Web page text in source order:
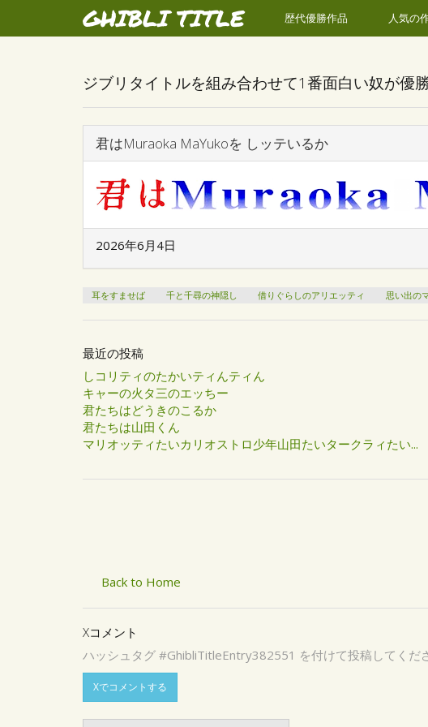
GHIBLI TITLE 歴代優勝作品 人気の
ジブリタイトルを組み合わせて1番面白い奴が優
君はMuraoka MaYukoを しッテいるか
2026年6月4日
耳をすませば 千と千尋の神隠し 借りぐらしのアリエッティ 思い出の
最近の投稿
しコリティのたかいティんティん
キャーの火タ三のエッちー
君たちはどうきのこるか
君たちは山田くん
マリオッティたいカリオストロ少年山田たいタークラィたい...
Back to Home
Xコメント
ハッシュタグ #GhibliTitleEntry382551 を付けて投稿してくだ
Xでコメントする